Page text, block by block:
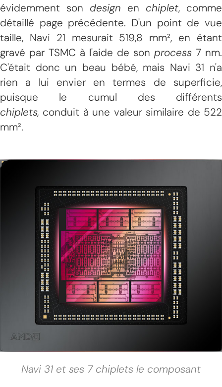
évidemment son design en chiplet, comme
détaillé page précédente. D'un point de vue
taille, Navi 21 mesurait 519,8 mm², en étant
gravé par TSMC à l'aide de son process 7 nm.
C'était donc un beau bébé, mais Navi 31 n'a
rien a lui envier en termes de superficie,
puisque le cumul des différents
chiplets, conduit à une valeur similaire de 522
mm².
Navi 31 et ses 7 chiplets le composant